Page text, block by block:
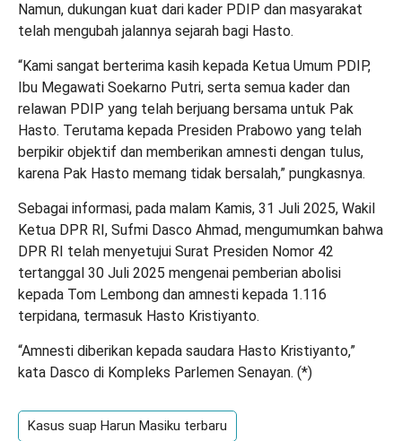
Namun, dukungan kuat dari kader PDIP dan masyarakat
telah mengubah jalannya sejarah bagi Hasto.
“Kami sangat berterima kasih kepada Ketua Umum PDIP,
Ibu Megawati Soekarno Putri, serta semua kader dan
relawan PDIP yang telah berjuang bersama untuk Pak
Hasto. Terutama kepada Presiden Prabowo yang telah
berpikir objektif dan memberikan amnesti dengan tulus,
karena Pak Hasto memang tidak bersalah,” pungkasnya.
Sebagai informasi, pada malam Kamis, 31 Juli 2025, Wakil
Ketua DPR RI, Sufmi Dasco Ahmad, mengumumkan bahwa
DPR RI telah menyetujui Surat Presiden Nomor 42
tertanggal 30 Juli 2025 mengenai pemberian abolisi
kepada Tom Lembong dan amnesti kepada 1.116
terpidana, termasuk Hasto Kristiyanto.
“Amnesti diberikan kepada saudara Hasto Kristiyanto,”
kata Dasco di Kompleks Parlemen Senayan. (*)
Kasus suap Harun Masiku terbaru